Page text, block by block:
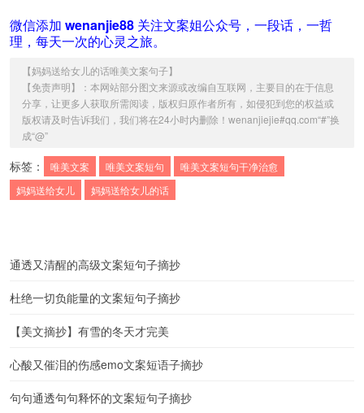
微信添加 wenanjie88 关注文案姐公众号，一段话，一哲
理，每天一次的心灵之旅。
【妈妈送给女儿的话唯美文案句子】
【免责声明】：本网站部分图文来源或改编自互联网，主要目的在于信息
分享，让更多人获取所需阅读，版权归原作者所有，如侵犯到您的权益或
版权请及时告诉我们，我们将在24小时内删除！wenanjiejie#qq.com“#”换
成“@”
标签： 唯美文案 唯美文案短句
唯美文案短句干净治愈
妈妈送给女儿
妈妈送给女儿的话
通透又清醒的高级文案短句子摘抄
杜绝一切负能量的文案短句子摘抄
【美文摘抄】有雪的冬天才完美
心酸又催泪的伤感emo文案短语子摘抄
句句通透句句释怀的文案短句子摘抄